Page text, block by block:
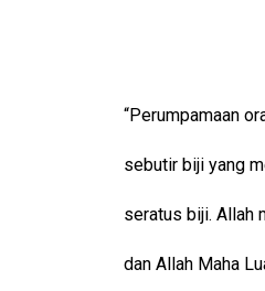
“Perumpamaan
sebutir biji yang
seratus biji. Allah
dan Allah Maha